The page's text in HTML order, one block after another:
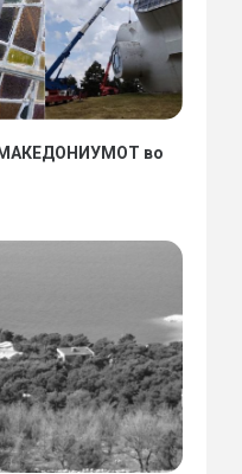
МАКЕДОНИУМОТ во